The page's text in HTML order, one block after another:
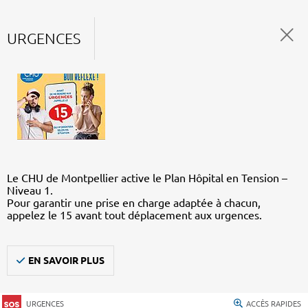
URGENCES
Le CHU de Montpellier active le Plan Hôpital en Tension –
Niveau 1.
Pour garantir une prise en charge adaptée à chacun,
appelez le 15 avant tout déplacement aux urgences.
EN SAVOIR PLUS
URGENCES ACCÈS RAPIDES